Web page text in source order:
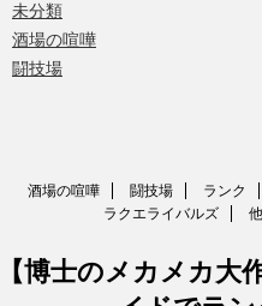
未分類
酒場の喧嘩
闘技場
酒場の喧嘩 闘技場 ランク
ラクエライバルズ
博士のメカメカ大